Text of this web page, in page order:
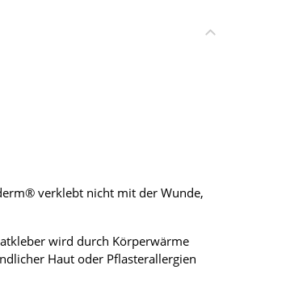
verklebt nicht mit der Wunde,
wird durch Körperwärme
Haut oder Pflasterallergien